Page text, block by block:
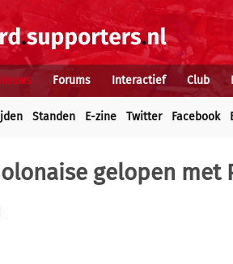
Forums Interactief Club
Standen E-zine Twitter Facebook
gelopen met